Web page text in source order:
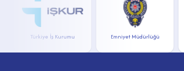
Türkiye İş Kurumu Emniyet Müdürlüğü